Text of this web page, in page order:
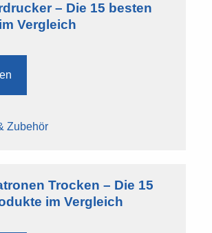
– Die 15 besten
Vergleich
Zubehör
Trocken – Die 15
im Vergleich